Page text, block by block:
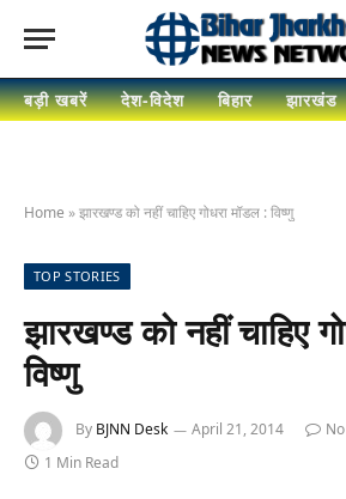
बड़ी खबरें देश-विदेश बिहार झारखंड
Home »झारखण्ड को नहीं चाहिए गोधरा मॉडल : विष्णु
TOP STORIES
झारखण्ड को नहीं चाहिए
विष्णु
By BJNN Desk April 21, 2014
1 Min Read